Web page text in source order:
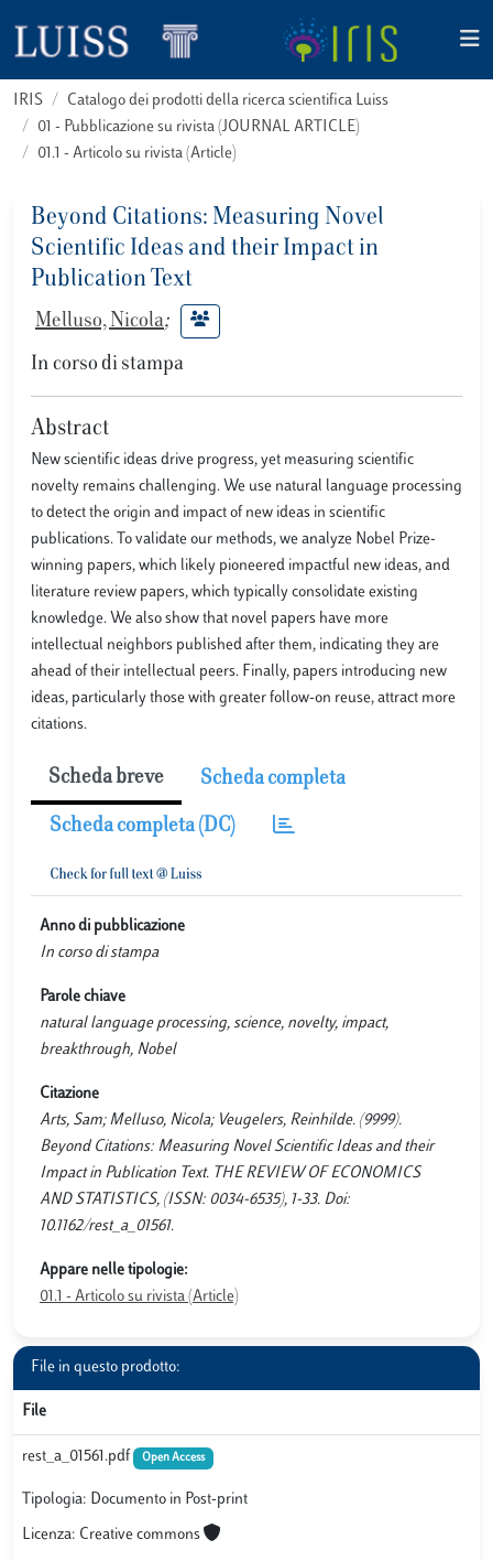
IRIS
Catalogo dei prodotti della ricerca scientifica Luiss
01 - Pubblicazione su rivista (JOURNAL ARTICLE)
01.1 - Articolo su rivista (Article)
Beyond Citations: Measuring Novel
Scientific Ideas and their Impact in
Publication Text
Melluso, Nicola;
In corso di stampa
Abstract
New scientific ideas drive progress, yet measuring scientific
novelty remains challenging. We use natural language processing
to detect the origin and impact of new ideas in scientific
publications. To validate our methods, we analyze Nobel Prize-
winning papers, which likely pioneered impactful new ideas, and
literature review papers, which typically consolidate existing
knowledge. We also show that novel papers have more
intellectual neighbors published after them, indicating they are
ahead of their intellectual peers. Finally, papers introducing new
ideas, particularly those with greater follow-on reuse, attract more
citations.
Scheda breve Scheda completa
Scheda completa (DC)
Anno di pubblicazione
In corso di stampa
Parole chiave
natural language processing, science, novelty, impact,
breakthrough, Nobel
Citazione
Arts, Sam; Melluso, Nicola; Veugelers, Reinhilde. (9999).
Beyond Citations: Measuring Novel Scientific Ideas and their
Impact in Publication Text. THE REVIEW OF ECONOMICS
AND STATISTICS, (ISSN: 0034-6535), 1-33. Doi:
10.1162/rest_a_01561.
Appare nelle tipologie:
01.1 - Articolo su rivista (Article)
File in questo prodotto:
File
rest_a_01561.pdf Open Access
Tipologia: Documento in Post-print
Licenza: Creative commons